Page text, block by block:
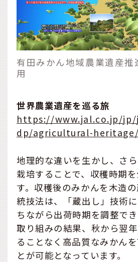
有田みかん地域農業遺産推
用
世界農業遺産を巡る旅
https://www.jal.co.jp/
dp/agricultural-heritage/
地理的な違いを生かし、さ
栽培することで、収穫時期
す。収穫後のみかんを木造
統技法は、「蔵出し」技術
ちながら出荷時期を調整で
取り組みの結果、秋から翌
ることなく高品質なみかん
とが可能となっています。